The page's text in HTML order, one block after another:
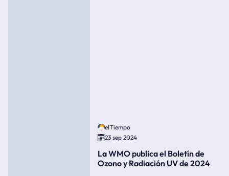
elTiempo
23 sep 2024
La WMO publica el Boletín de
Ozono y Radiación UV de 2024